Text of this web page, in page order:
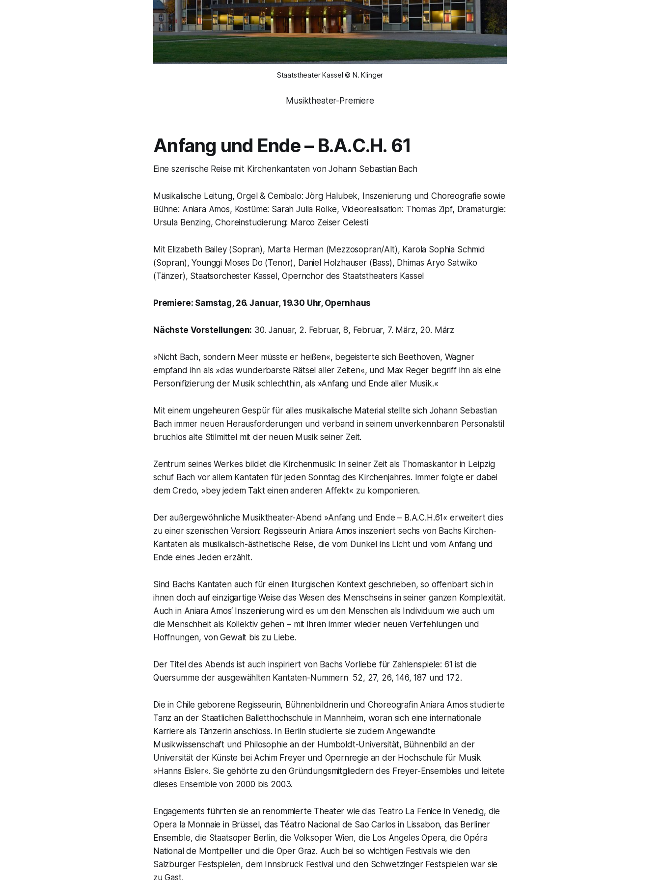
Staatstheater Kassel © N. Klinger
Musiktheater-Premiere
Anfang und Ende – B.A.C.H. 61
Eine szenische Reise mit Kirchenkantaten von Johann Sebastian Bach
Musikalische Leitung, Orgel & Cembalo: Jörg Halubek, Inszenierung und Choreografie sowie
Bühne: Aniara Amos, Kostüme: Sarah Julia Rolke, Videorealisation: Thomas Zipf, Dramaturgie:
Ursula Benzing, Choreinstudierung: Marco Zeiser Celesti
Mit Elizabeth Bailey (Sopran), Marta Herman (Mezzosopran/Alt), Karola Sophia Schmid
(Sopran), Younggi Moses Do (Tenor), Daniel Holzhauser (Bass), Dhimas Aryo Satwiko
(Tänzer), Staatsorchester Kassel, Opernchor des Staatstheaters Kassel
Premiere: Samstag, 26. Januar, 19.30 Uhr, Opernhaus
Nächste Vorstellungen: 30. Januar, 2. Februar, 8, Februar, 7. März, 20. März
»Nicht Bach, sondern Meer müsste er heißen«, begeisterte sich Beethoven, Wagner
empfand ihn als »das wunderbarste Rätsel aller Zeiten«, und Max Reger begriff ihn als eine
Personifizierung der Musik schlechthin, als »Anfang und Ende aller Musik.«
Mit einem ungeheuren Gespür für alles musikalische Material stellte sich Johann Sebastian
Bach immer neuen Herausforderungen und verband in seinem unverkennbaren Personalstil
bruchlos alte Stilmittel mit der neuen Musik seiner Zeit.
Zentrum seines Werkes bildet die Kirchenmusik: In seiner Zeit als Thomaskantor in Leipzig
schuf Bach vor allem Kantaten für jeden Sonntag des Kirchenjahres. Immer folgte er dabei
dem Credo, »bey jedem Takt einen anderen Affekt« zu komponieren.
Der außergewöhnliche Musiktheater-Abend »Anfang und Ende – B.A.C.H.61« erweitert dies
zu einer szenischen Version: Regisseurin Aniara Amos inszeniert sechs von Bachs Kirchen-
Kantaten als musikalisch-ästhetische Reise, die vom Dunkel ins Licht und vom Anfang und
Ende eines Jeden erzählt.
Sind Bachs Kantaten auch für einen liturgischen Kontext geschrieben, so offenbart sich in
ihnen doch auf einzigartige Weise das Wesen des Menschseins in seiner ganzen Komplexität.
Auch in Aniara Amos‘ Inszenierung wird es um den Menschen als Individuum wie auch um
die Menschheit als Kollektiv gehen – mit ihren immer wieder neuen Verfehlungen und
Hoffnungen, von Gewalt bis zu Liebe.
Der Titel des Abends ist auch inspiriert von Bachs Vorliebe für Zahlenspiele: 61 ist die
Quersumme der ausgewählten Kantaten-Nummern 52, 27, 26, 146, 187 und 172.
Die in Chile geborene Regisseurin, Bühnenbildnerin und Choreografin Aniara Amos studierte
Tanz an der Staatlichen Balletthochschule in Mannheim, woran sich eine internationale
Karriere als Tänzerin anschloss. In Berlin studierte sie zudem Angewandte
Musikwissenschaft und Philosophie an der Humboldt-Universität, Bühnenbild an der
Universität der Künste bei Achim Freyer und Opernregie an der Hochschule für Musik
»Hanns Eisler«. Sie gehörte zu den Gründungsmitgliedern des Freyer-Ensembles und leitete
dieses Ensemble von 2000 bis 2003.
Engagements führten sie an renommierte Theater wie das Teatro La Fenice in Venedig, die
Opera la Monnaie in Brüssel, das Téatro Nacional de Sao Carlos in Lissabon, das Berliner
Ensemble, die Staatsoper Berlin, die Volksoper Wien, die Los Angeles Opera, die Opéra
National de Montpellier und die Oper Graz. Auch bei so wichtigen Festivals wie den
Salzburger Festspielen, dem Innsbruck Festival und den Schwetzinger Festspielen war sie
zu Gast.